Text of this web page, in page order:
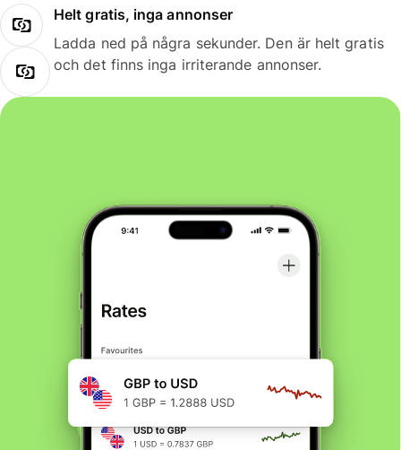
Helt gratis, inga annonser
Ladda ned på några sekunder. Den är helt gratis
och det finns inga irriterande annonser.